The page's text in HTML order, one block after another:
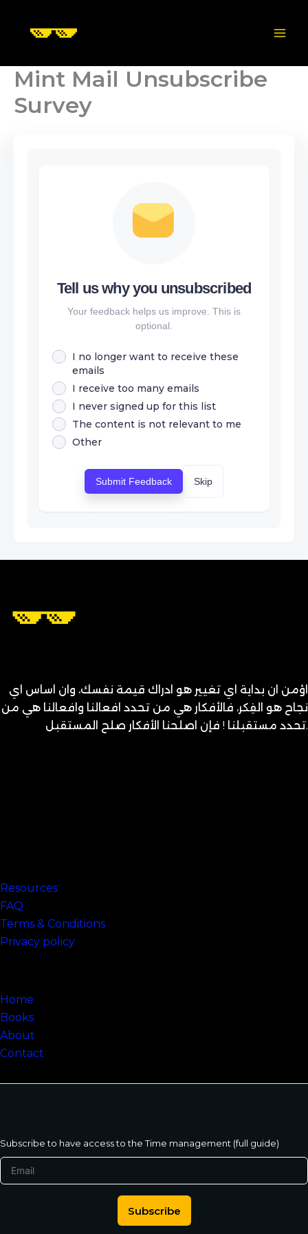
Mint Mail Unsubscribe
Survey
Tell us why you unsubscribed
Your feedback helps us improve. This is
optional.
I no longer want to receive these
emails
I receive too many emails
I never signed up for this list
The content is not relevant to me
Other
Submit Feedback Skip
اؤمن ان بداية اي تغيير هو ادراك قيمة نفسك، وان اساس اي
نجاح هو الفِكر، فالأفكار هي من تحدد افعالنا وافعالنا هي من
تحدد مستقبلنا ! فإن اصلحنا الأفكار صلح المستقبل.
Resources
FAQ
Terms & Conditions
Privacy policy
Home
Books
About
Contact
Subscribe to have access to the Time management (full guide)
Subscribe